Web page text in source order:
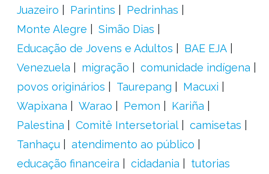
Juazeiro
Parintins
Pedrinhas
Monte Alegre
Simão Dias
Educação de Jovens e Adultos
BAE EJA
Venezuela
migração
comunidade indígena
povos originários
Taurepang
Macuxi
Wapixana
Warao Pemon
Kariña
Palestina
Comitê Intersetorial
camisetas
Tanhaçu
atendimento ao público
educação financeira
cidadania tutorias